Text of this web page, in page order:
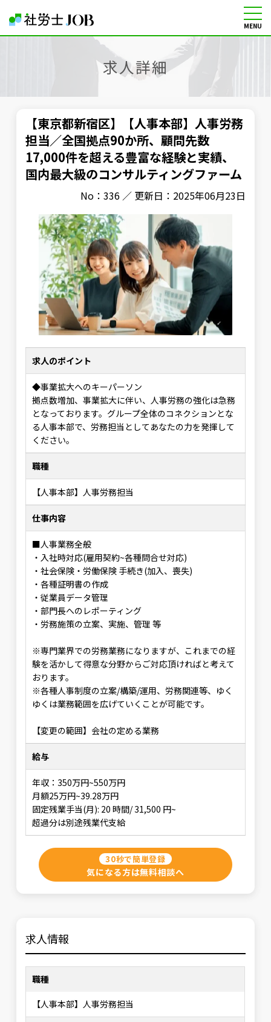
社労士の転職・求人情報サイト MENU
求人詳細
【東京都新宿区】【人事本部】人事労務
担当／全国拠点90か所、顧問先数
17,000件を超える豊富な経験と実績、
国内最大級のコンサルティングファーム
No：336 ／ 更新日：2025年06月23日
求人のポイント
◆事業拡大へのキーパーソン
拠点数増加、事業拡大に伴い、人事労務の強化は急務
となっております。グループ全体のコネクションとな
る人事本部で、労務担当としてあなたの力を発揮して
ください。
職種
【人事本部】人事労務担当
仕事内容
■人事業務全般
・入社時対応(雇用契約~各種問合せ対応)
・社会保険・労働保険 手続き(加入、喪失)
・各種証明書の作成
・従業員データ管理
・部門長へのレポーティング
・労務施策の立案、実施、管理 等
※専門業界での労務業務になりますが、これまでの経
験を活かして得意な分野からご対応頂ければと考えて
おります。
※各種人事制度の立案/構築/運用、労務関連等、ゆく
ゆくは業務範囲を広げていくことが可能です。
【変更の範囲】会社の定める業務
給与
年収：350万円~550万円
月額25万円~39.28万円
固定残業手当(月): 20 時間/ 31,500 円~
超過分は別途残業代支給
30秒で簡単登録
気になる方は無料相談へ
求人情報
職種
【人事本部】人事労務担当